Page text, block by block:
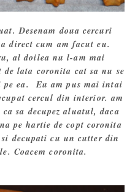
Desenam doua cercuri
direct cum am facut eu.
al doilea nu l-am mai
lata coronita cat sa nu se
ea. Eu am pus mai intai
cercul din interior. am
sa decupez aluatul, daca
pe hartie de copt coronita
decupati cu un cutter din
Coacem coronita.